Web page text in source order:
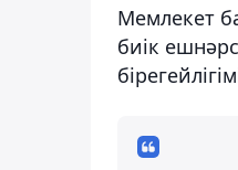
Мемлекет
биік